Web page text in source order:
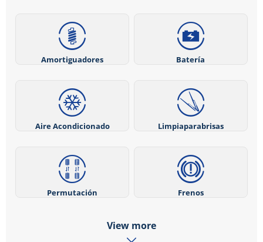
Amortiguadores Batería
Aire Acondicionado Limpiaparabrisas
Permutación Frenos
View more